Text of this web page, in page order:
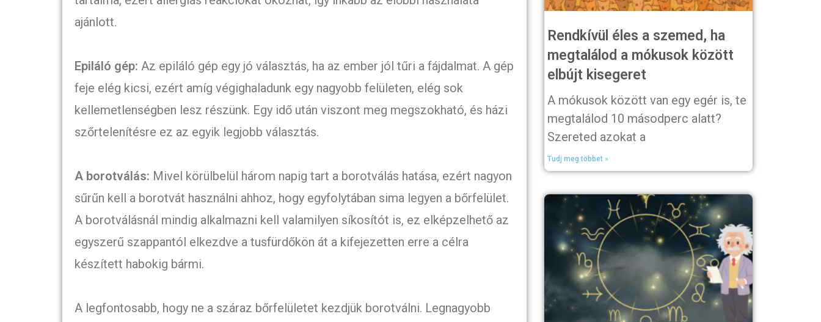
ajánlott.
Epiláló gép: Az epiláló gép egy jó választás, ha az ember jól tűri a fájdalmat. A gép
feje elég kicsi, ezért amíg végighaladunk egy nagyobb felületen, elég sok
kellemetlenségben lesz részünk. Egy idő után viszont meg megszokható, és házi
szőrtelenítésre ez az egyik legjobb választás.
A borotválás: Mivel körülbelül három napig tart a borotválás hatása, ezért nagyon
sűrűn kell a borotvát használni ahhoz, hogy egyfolytában sima legyen a bőrfelület.
A borotválásnál mindig alkalmazni kell valamilyen síkosítót is, ez elképzelhető az
egyszerű szappantól elkezdve a tusfürdőkön át a kifejezetten erre a célra
készített habokig bármi.
A legfontosabb, hogy ne a száraz bőrfelületet kezdjük borotválni. Legnagyobb
Rendkívül éles a szemed, ha
megtalálod a mókusok között
elbújt kisegeret
A mókusok között van egy egér is, te
megtalálod 10 másodperc alatt?
Szereted azokat a
Tudj meg többet »